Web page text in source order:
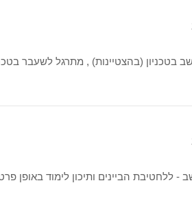
בטכניון (בהצטיינות) , מתרגל לשעבר
הביינים ותיכון לימוד באופן